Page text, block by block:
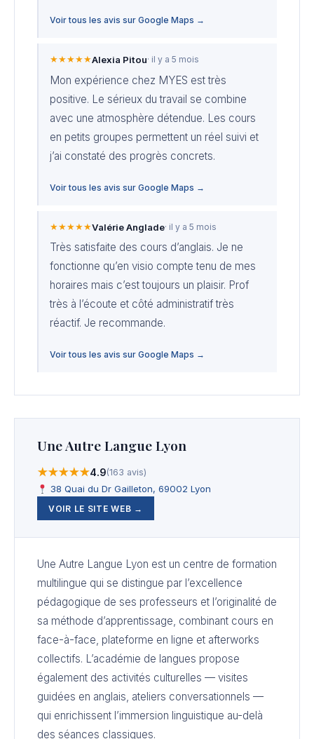
Voir tous les avis sur Google Maps →
★★★★★Alexia Pitou· il y a 5 mois
Mon expérience chez MYES est très
positive. Le sérieux du travail se combine
avec une atmosphère détendue. Les cours
en petits groupes permettent un réel suivi et
j’ai constaté des progrès concrets.
Voir tous les avis sur Google Maps →
★★★★★Valérie Anglade· il y a 5 mois
Très satisfaite des cours d’anglais. Je ne
fonctionne qu’en visio compte tenu de mes
horaires mais c’est toujours un plaisir. Prof
très à l’écoute et côté administratif très
réactif. Je recommande.
Voir tous les avis sur Google Maps →
Une Autre Langue Lyon
★★★★★4.9(163 avis)
38 Quai du Dr Gailleton, 69002 Lyon
VOIR LE SITE WEB →
Une Autre Langue Lyon est un centre de formation
multilingue qui se distingue par l’excellence
pédagogique de ses professeurs et l’originalité de
sa méthode d’apprentissage, combinant cours en
face-à-face, plateforme en ligne et afterworks
collectifs. L’académie de langues propose
également des activités culturelles — visites
guidées en anglais, ateliers conversationnels —
qui enrichissent l’immersion linguistique au-delà
des séances classiques.